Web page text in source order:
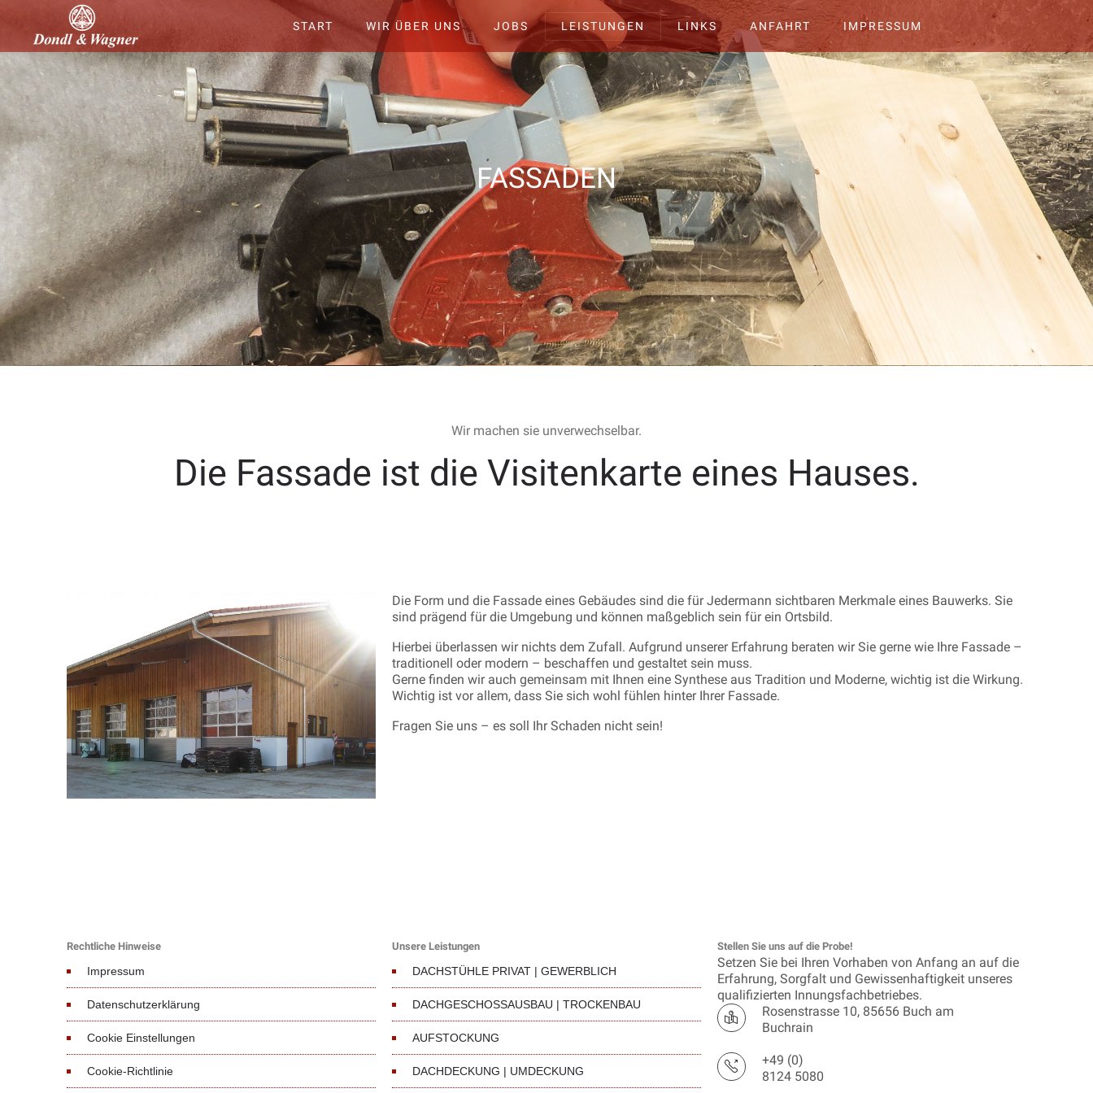
START WIR ÜBER UNS JOBS LEISTUNGEN LINKS ANFAHRT IMPRESSUM
FASSADEN
Wir machen sie unverwechselbar.
Die Fassade ist die Visitenkarte eines Hauses.
Die Form und die Fassade eines Gebäudes sind die für Jedermann sichtbaren Merkmale eines Bauwerks. Sie
sind prägend für die Umgebung und können maßgeblich sein für ein Ortsbild.
Hierbei überlassen wir nichts dem Zufall. Aufgrund unserer Erfahrung beraten wir Sie gerne wie Ihre Fassade –
traditionell oder modern – beschaffen und gestaltet sein muss.
Gerne finden wir auch gemeinsam mit Ihnen eine Synthese aus Tradition und Moderne, wichtig ist die Wirkung.
Wichtig ist vor allem, dass Sie sich wohl fühlen hinter Ihrer Fassade.
Fragen Sie uns – es soll Ihr Schaden nicht sein!
Rechtliche Hinweise
Impressum
Datenschutzerklärung
Cookie Einstellungen
Cookie-Richtlinie
Unsere Leistungen
DACHSTÜHLE PRIVAT | GEWERBLICH
DACHGESCHOSSAUSBAU | TROCKENBAU
AUFSTOCKUNG
DACHDECKUNG | UMDECKUNG
Stellen Sie uns auf die Probe!
Setzen Sie bei Ihren Vorhaben von Anfang an auf die
Erfahrung, Sorgfalt und Gewissenhaftigkeit unseres
qualifizierten Innungsfachbetriebes.
Rosenstrasse 10, 85656 Buch am
Buchrain
+49 (0)
8124 5080